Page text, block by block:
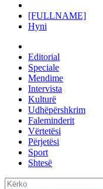
[FULLNAME]
Hyni
Editorial
Speciale
Mendime
Intervista
Kulturë
Udhëpërshkrim
Faleminderit
Vërtetësi
Përjetësi
Sport
Shtesë